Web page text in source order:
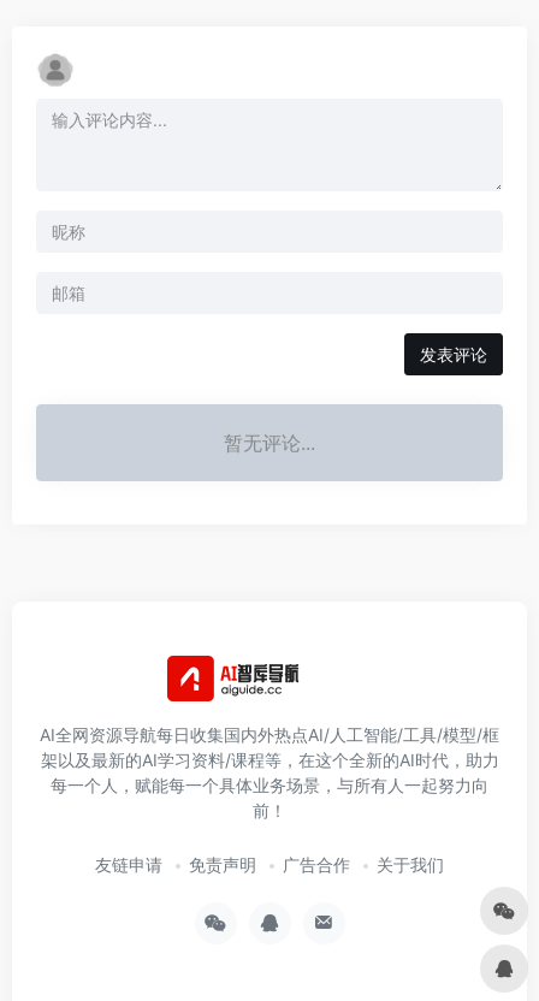
发表评论
暂无评论...
AI全网资源导航每日收集国内外热点AI/人工智能/工具/模型/框
架以及最新的AI学习资料/课程等，在这个全新的AI时代，助力
每一个人，赋能每一个具体业务场景，与所有人一起努力向
前！
友链申请 免责声明 广告合作 关于我们